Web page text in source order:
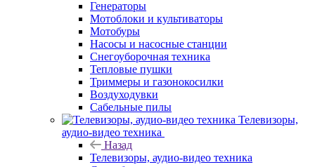
Генераторы
Мотоблоки и культиваторы
Мотобуры
Насосы и насосные станции
Снегоуборочная техника
Тепловые пушки
Триммеры и газонокосилки
Воздуходувки
Сабельные пилы
Телевизоры,
аудио-видео техника
Назад
Телевизоры, аудио-видео техника